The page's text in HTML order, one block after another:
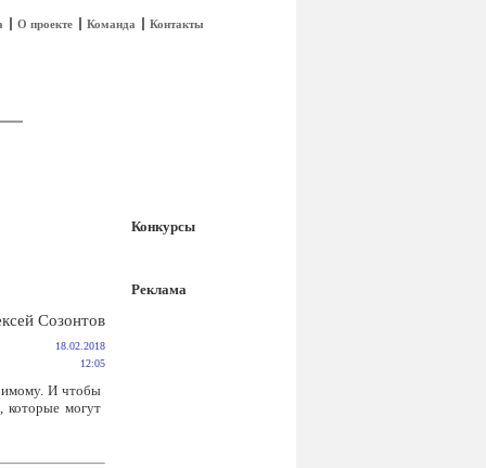
О проекте Команда Контакты
18.02.2018
12:05
Созонтов
И чтобы
которые могут
Конкурсы
Реклама